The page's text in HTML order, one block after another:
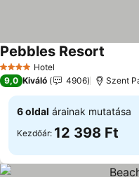
4 KategóriaHotel
Pebbles Resort
9,0 Kiváló 4906 Szent
6 oldal árainak mutatása
Kezdőár: 12 398 Ft